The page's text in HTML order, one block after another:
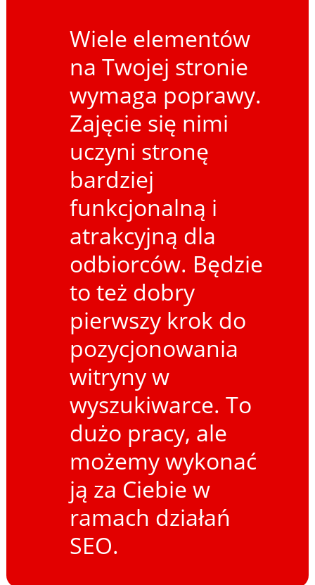
Wiele elementów
na Twojej stronie
wymaga poprawy.
Zajęcie się nimi
uczyni stronę
bardziej
funkcjonalną i
atrakcyjną dla
odbiorców. Będzie
to też dobry
pierwszy krok do
pozycjonowania
witryny w
wyszukiwarce. To
dużo pracy, ale
możemy wykonać
ją za Ciebie w
ramach działań
SEO.